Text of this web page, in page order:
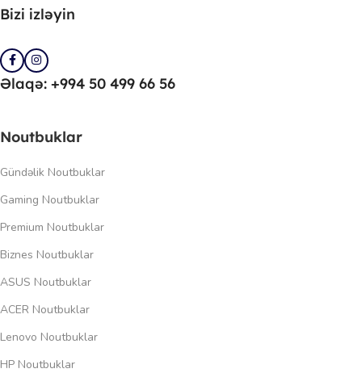
Bizi izləyin
Əlaqə: +994 50 499 66 56
Noutbuklar
Gündəlik Noutbuklar
Gaming Noutbuklar
Premium Noutbuklar
Biznes Noutbuklar
ASUS Noutbuklar
ACER Noutbuklar
Lenovo Noutbuklar
HP Noutbuklar